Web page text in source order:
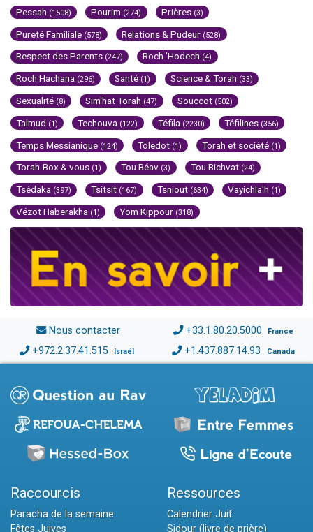
Pessah (1508) Pourim (274) Prières (3)
Pureté Familiale (578) Relations & Pudeur (528)
Respect des Parents (247) Roch 'Hodech (4)
Roch Hachana (296) Santé (1) Science & Torah (33)
Sexualité (8) Sim'hat Torah (47) Souccot (502)
Talmud (1) Techouva (122) Téfila (2230) Téfilines (356)
Temps Messianique (124) Toledot (1) Torah et société (1)
Torah-Box & vous (1) Tou Béav (3) Tou Bichvat (24)
Tsédaka (397) Tsitsit (167) Tsniout (634) Vayichla'h (1)
Vézot Haberakha (1) Yom Kippour (318)
Nous contacter +33.1.80.20.5000 France
+972.2.37.41.515 Israël +1.437.887.14.93 Canada
Raccourcis
Paracha de la semaine
Fêtes Juives
Ressources
Calendrier Juif
Sidour (livre de prière)